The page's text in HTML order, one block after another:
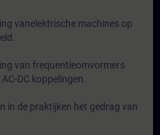
vanelektrische machines op
van frequentieomvormers
DC koppelingen.
in de praktijken het gedrag van